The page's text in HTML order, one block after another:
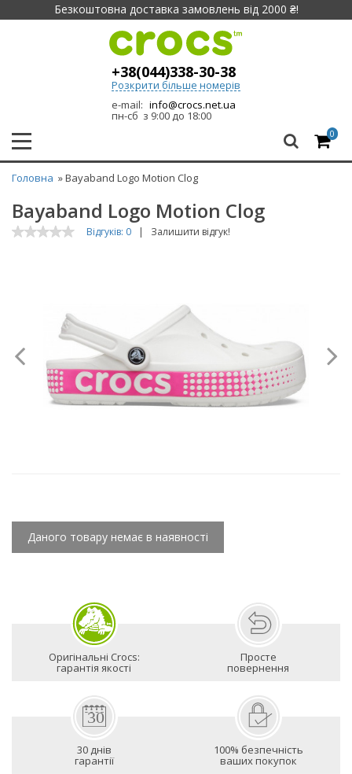
Безкоштовна доставка замовлень від 2000 ₴!
+38(044)338-30-38
Розкрити більше номерів
e-mail: info@crocs.net.ua
пн-сб з 9:00 до 18:00
0
Головна » Bayaband Logo Motion Clog
Bayaband Logo Motion Clog
Відгуків: 0 | Залишити відгук!
Даного товару немає в наявності
Оригінальні Crocs:
гарантія якості
Просте
повернення
30 днів
гарантії
100% безпечність
ваших покупок